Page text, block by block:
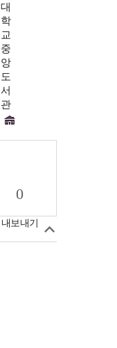
대
학
교
중
앙
도
서
관
0
내보내기